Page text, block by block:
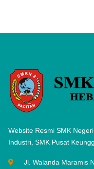
Website Resmi SMK
Industri, SMK Pusat
Jl. Walanda Maramis